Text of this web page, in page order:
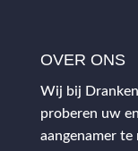
OVER ONS
Wij bij
proberen uw
aangenamer te